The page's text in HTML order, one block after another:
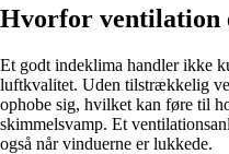
Hvorfor ventilation
Et godt indeklima handler ikke
luftkvalitet. Uden tilstrækkelig
ophobe sig, hvilket kan føre til
skimmelsvamp. Et
også når vinduerne er lukkede.